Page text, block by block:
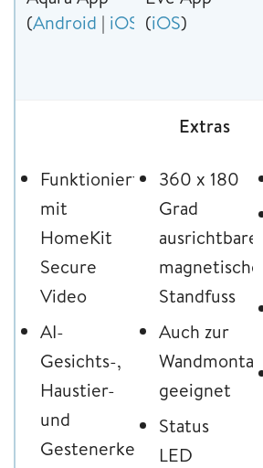
(Android | iOS (iOS)
Extras
Funktioniert
mit
HomeKit
Secure
Video
AI-
Gesichts-,
Haustier-
und
Gestenerkennung
360 x 180
Grad
ausrichtbarer,
magnetischer
Standfuss
Auch zur
Wandmontage
geeignet
Status
LED